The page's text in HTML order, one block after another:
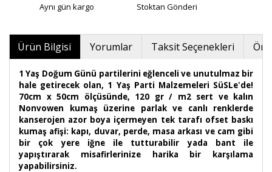
Aynı gün kargo Stoktan Gönderi
Ürün Bilgisi Yorumlar Taksit Seçenekleri
1 Yaş Doğum Günü partilerini eğlenceli ve unutulmaz bir
hale getirecek olan, 1 Yaş Parti Malzemeleri SüSLe'de!
70cm x 50cm ölçüsünde, 120 gr / m2 sert ve kalın
Nonvowen kumaş üzerine parlak ve canlı renklerde
kanserojen azor boya içermeyen tek tarafı ofset baskı
kumaş afişi: kapı, duvar, perde, masa arkası ve cam gibi
bir çok yere iğne ile tutturabilir yada bant ile
yapıştırarak misafirlerinize harika bir karşılama
yapabilirsiniz.